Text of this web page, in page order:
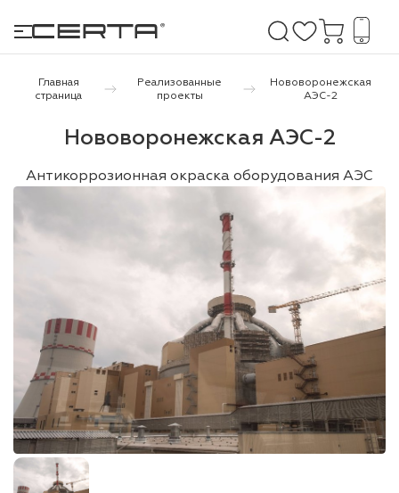
покрытия
и дачи
по
и эмали
Главная
страница
Реализованные
проекты
Нововоронежская
АЭС-2
Нововоронежская АЭС-2
Антикоррозионная окраска оборудования АЭС